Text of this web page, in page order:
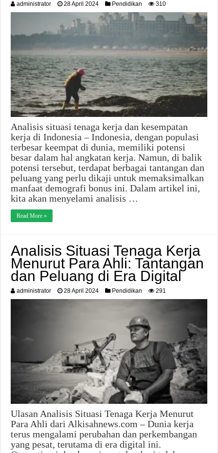
administrator 28 April 2024 Pendidikan 310
Analisis situasi tenaga kerja dan kesempatan
kerja di Indonesia – Indonesia, dengan populasi
terbesar keempat di dunia, memiliki potensi
besar dalam hal angkatan kerja. Namun, di balik
potensi tersebut, terdapat berbagai tantangan dan
peluang yang perlu dikaji untuk memaksimalkan
manfaat demografi bonus ini. Dalam artikel ini,
kita akan menyelami analisis …
Read More »
Analisis Situasi Tenaga Kerja
Menurut Para Ahli: Tantangan
dan Peluang di Era Digital
administrator 28 April 2024 Pendidikan 291
Ulasan Analisis Situasi Tenaga Kerja Menurut
Para Ahli dari Alkisahnews.com – Dunia kerja
terus mengalami perubahan dan perkembangan
yang pesat, terutama di era digital ini.